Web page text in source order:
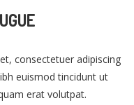
consectetuer adipiscing
euismod tincidunt ut
erat volutpat.